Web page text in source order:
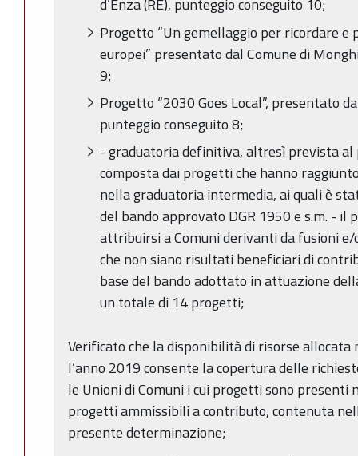
d’Enza (RE), punteggio conseguito 10;
Progetto “Un gemellaggio per ricordare
europei” presentato dal Comune di
9;
Progetto “2030 Goes Local”, presentato
punteggio conseguito 8;
- graduatoria definitiva, altresì prevista al
composta dai progetti che hanno
nella graduatoria intermedia, ai quali è
del bando approvato DGR 1950 e s.m. - il
attribuirsi a Comuni derivanti da fusioni e/
che non siano risultati beneficiari di
base del bando adottato in attuazione
un totale di 14 progetti;
Verificato che la disponibilità di risorse
l’anno 2019 consente la copertura delle
le Unioni di Comuni i cui progetti sono
progetti ammissibili a contributo, contenuta
presente determinazione;